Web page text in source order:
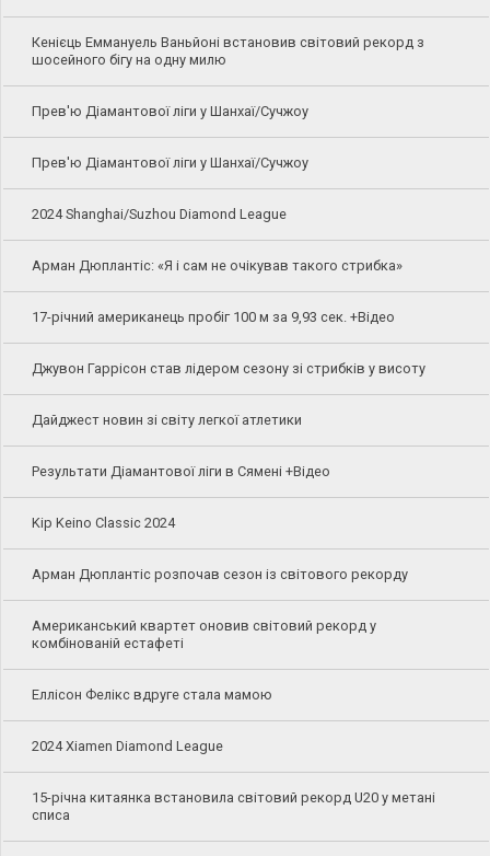
Кенієць Еммануель Ваньйоні встановив світовий рекорд з
шосейного бігу на одну милю
Прев'ю Діамантової ліги у Шанхаї/Сучжоу
Прев'ю Діамантової ліги у Шанхаї/Сучжоу
2024 Shanghai/Suzhou Diamond League
Арман Дюплантіс: «Я і сам не очікував такого стрибка»
17-річний американець пробіг 100 м за 9,93 сек. +Відео
Джувон Гаррісон став лідером сезону зі стрибків у висоту
Дайджест новин зі світу легкої атлетики
Результати Діамантової ліги в Сямені +Відео
Kip Keino Classic 2024
Арман Дюплантіс розпочав сезон із світового рекорду
Американський квартет оновив світовий рекорд у
комбінованій естафеті
Еллісон Фелікс вдруге стала мамою
2024 Xiamen Diamond League
15-річна китаянка встановила світовий рекорд U20 у метані
списа